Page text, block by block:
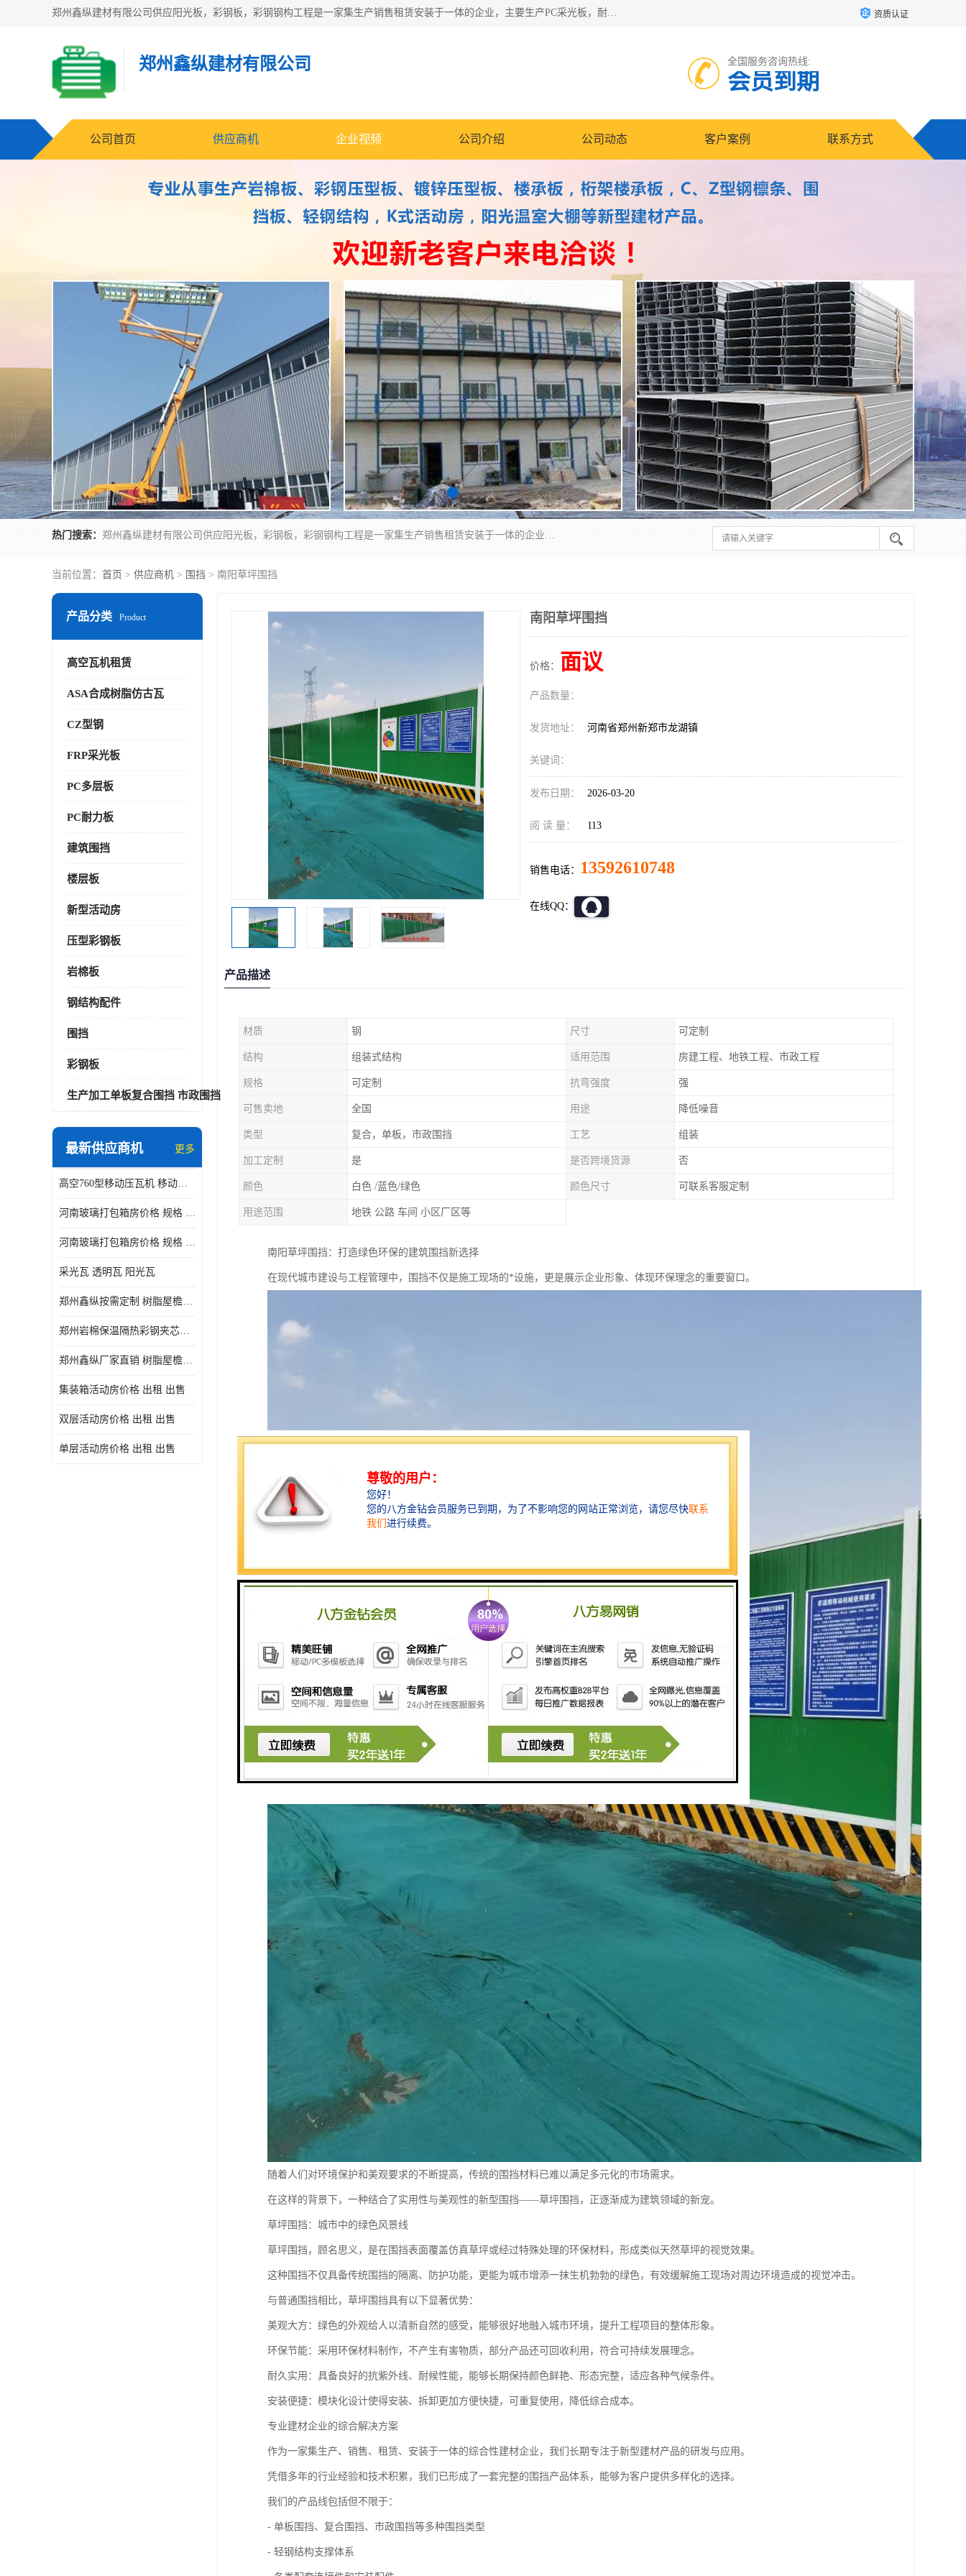
郑州鑫纵建材有限公司供应阳光板，彩钢板，彩钢钢构工程是一家集生产销售租赁安装于一体的企业，主要生产PC采光板，耐力板，仿古琉璃采光板，岩棉板、彩钢压型板、镀锌压型板、桁架楼承板，C、Z型钢檩条、围挡板、轻钢结构，阳光温室大棚等新型建材产品。公司旗下有多台移动式高空压瓦机租赁，承接全国各地业务，专业对外租赁各种型号压瓦机。 资质认证
郑州鑫纵建材有限公司 全国服务咨询热线:
会员到期
公司首页 供应商机 企业视频 公司介绍 公司动态 客户案例 联系方式
热门搜索： 郑州鑫纵建材有限公司供应阳光板，彩钢板，彩钢钢构工程是一家集生产销售租赁安装于一体的企业，主要生产PC采光板，耐力板，仿古琉璃采光板，岩棉板、彩钢压型板、镀锌压型板、桁架楼承板，C、Z型钢檩条、围挡板、轻钢结构，阳光温室大棚等新型建材产品。公司旗下有多台移动式高空压瓦机租赁，承接全国各地业务，专业对外租赁各种型号压瓦机。
当前位置： 首页 > 供应商机 > 围挡 > 南阳草坪围挡
产品分类 Product
高空瓦机租赁
ASA合成树脂仿古瓦
CZ型钢
FRP采光板
PC多层板
PC耐力板
建筑围挡
楼层板
新型活动房
压型彩钢板
岩棉板
钢结构配件
围挡
彩钢板
生产加工单板复合围挡 市政围挡
最新供应商机 更多
高空760型移动压瓦机 移动升降制瓦设备租赁选郑州鑫纵
河南玻璃打包箱房价格 规格 鑫纵建材按需定制
河南玻璃打包箱房价格 规格 鑫纵建材批发
采光瓦 透明瓦 阳光瓦
郑州鑫纵按需定制 树脂屋檐装饰塑料琉璃瓦片 中式仿古瓦的特点 价格
郑州岩棉保温隔热彩钢夹芯板 郑州鑫纵支持定做
郑州鑫纵厂家直销 树脂屋檐装饰塑料琉璃瓦片 中式仿古瓦的特点 价格
集装箱活动房价格 出租 出售
双层活动房价格 出租 出售
单层活动房价格 出租 出售
南阳草坪围挡
价格： 面议
产品数量：
发货地址： 河南省郑州新郑市龙湖镇
关键词：
发布日期： 2026-03-20
阅 读 量： 113
销售电话： 13592610748
在线QQ：
产品描述
材质 钢 尺寸 可定制
结构 组装式结构 适用范围 房建工程、地铁工程、市政工程
规格 可定制 抗弯强度 强
可售卖地 全国 用途 降低噪音
类型 复合，单板，市政围挡 工艺 组装
加工定制 是 是否跨境货源 否
颜色 白色 /蓝色/绿色 颜色尺寸 可联系客服定制
用途范围 地铁 公路 车间 小区厂区等
南阳草坪围挡：打造绿色环保的建筑围挡新选择
在现代城市建设与工程管理中，围挡不仅是施工现场的*设施，更是展示企业形象、体现环保理念的重要窗口。
随着人们对环境保护和美观要求的不断提高，传统的围挡材料已难以满足多元化的市场需求。
在这样的背景下，一种结合了实用性与美观性的新型围挡——草坪围挡，正逐渐成为建筑领域的新宠。
草坪围挡：城市中的绿色风景线
草坪围挡，顾名思义，是在围挡表面覆盖仿真草坪或经过特殊处理的环保材料，形成类似天然草坪的视觉效果。
这种围挡不仅具备传统围挡的隔离、防护功能，更能为城市增添一抹生机勃勃的绿色，有效缓解施工现场对周边环境造成的视觉冲击。
与普通围挡相比，草坪围挡具有以下显著优势：
美观大方：绿色的外观给人以清新自然的感受，能够很好地融入城市环境，提升工程项目的整体形象。
环保节能：采用环保材料制作，不产生有害物质，部分产品还可回收利用，符合可持续发展理念。
耐久实用：具备良好的抗紫外线、耐候性能，能够长期保持颜色鲜艳、形态完整，适应各种气候条件。
安装便捷：模块化设计使得安装、拆卸更加方便快捷，可重复使用，降低综合成本。
专业建材企业的综合解决方案
作为一家集生产、销售、租赁、安装于一体的综合性建材企业，我们长期专注于新型建材产品的研发与应用。
凭借多年的行业经验和技术积累，我们已形成了一套完整的围挡产品体系，能够为客户提供多样化的选择。
我们的产品线包括但不限于：
- 单板围挡、复合围挡、市政围挡等多种围挡类型
- 轻钢结构支撑体系